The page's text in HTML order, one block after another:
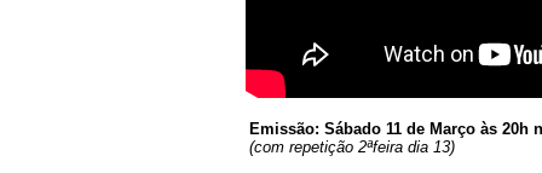
Emissão: Sábado 11 de Março às 20h
(com repetição 2ªfeira dia 13)